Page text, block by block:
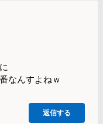
なんすよねｗ
返信する